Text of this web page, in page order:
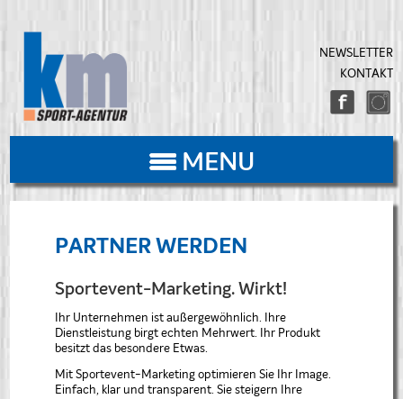
Navigation
NEWSLETTER
KONTAKT
MENU
PARTNER WERDEN
Sportevent-Marketing. Wirkt!
Ihr Unternehmen ist außergewöhnlich. Ihre
Dienstleistung birgt echten Mehrwert. Ihr Produkt
besitzt das besondere Etwas.
Mit Sportevent-Marketing optimieren Sie Ihr Image.
Einfach, klar und transparent. Sie steigern Ihre